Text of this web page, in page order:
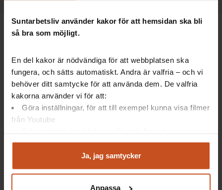
Suntarbetsliv använder kakor för att hemsidan ska bli
så bra som möjligt.
En del kakor är nödvändiga för att webbplatsen ska
fungera, och sätts automatiskt. Andra är valfria – och vi
behöver ditt samtycke för att använda dem. De valfria
kakorna använder vi för att:
Göra inställningar, för att till exempel kunna visa filmer
från Youtube
Analysera trafik för att kunna visa riktad information
Du kan när som helst återta ditt godkännande genom att
Ja, jag samtycker
Anpassa
Suntarbetsliv ger dig inspiration och verktyg
i ditt arbete för friska arbetsplatser
Suntarbetsliv